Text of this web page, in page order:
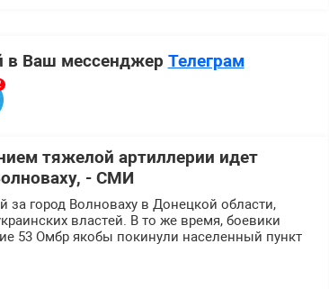
в Ваш мессенджер Телеграм
тяжелой артиллерии идет
- СМИ
за город Волноваху в Донецкой области,
властей. В то же время, боевики
53 Омбр якобы покинули населенный пункт